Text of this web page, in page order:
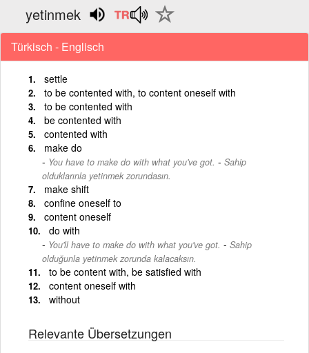
yetinmek
Türkisch - Englisch
settle
to be contented with, to content oneself with
to be contented with
be contented with
contented with
make do
You have to make do with what you've got. - Sahip
olduklarınla yetinmek zorundasın.
make shift
confine oneself to
content oneself
do with
You'll have to make do with what you've got. - Sahip
olduğunla yetinmek zorunda kalacaksın.
to be content with, be satisfied with
content oneself with
without
Relevante Übersetzungen